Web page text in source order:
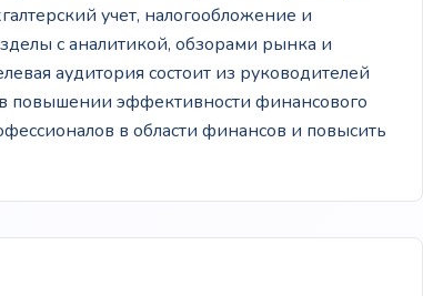
учет, налогообложение и
с аналитикой, обзорами рынка и
аудитория состоит из руководителей
повышении эффективности финансового
в области финансов и повысить